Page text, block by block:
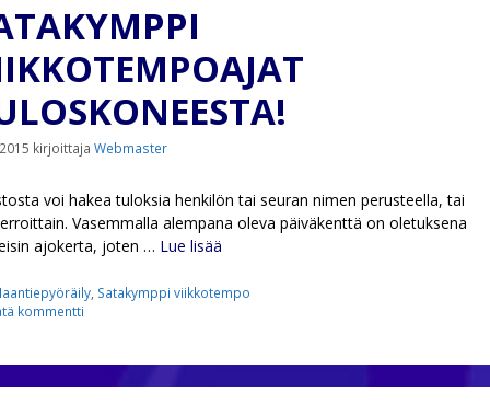
kirjoittaja Webmaster
voi hakea tuloksia henkilön tai seuran nimen perusteella, tai
Vasemmalla alempana oleva päiväkenttä on oletuksena
ajokerta, joten … Lue lisää
, Satakymppi viikkotempo
kommentti